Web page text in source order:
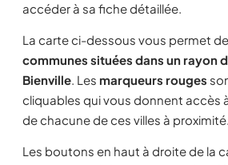
accéder à sa fiche détaillée.
La carte ci-dessous vous permet
communes situées dans un rayon
Bienville. Les marqueurs rouges
cliquables qui vous donnent accès
de chacune de ces villes à proximité.
Les boutons en haut à droite de la